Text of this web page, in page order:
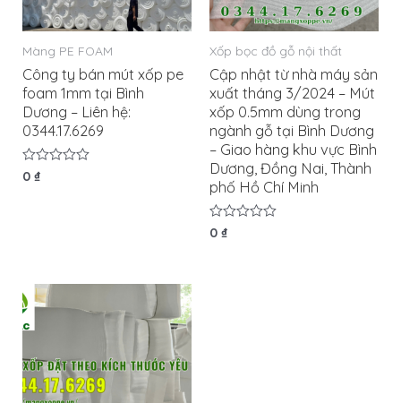
Màng PE FOAM
Công ty bán mút xốp pe
foam 1mm tại Bình
Dương – Liên hệ:
0344.17.6269
Được
0₫
Xốp bọc đồ gỗ nội thất
Cập nhật từ nhà máy sản
xuất tháng 3/2024 – Mút
xốp 0.5mm dùng trong
ngành gỗ tại Bình Dương
– Giao hàng khu vực Bình
Dương, Đồng Nai, Thành
phố Hồ Chí Minh
Được
0 ₫